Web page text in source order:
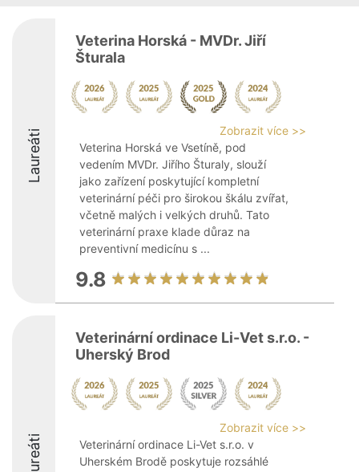
Laureáti
Veterina Horská - MVDr. Jiří
Šturala
Zobrazit více >>
Veterina Horská ve Vsetíně, pod
vedením MVDr. Jiřího Šturaly, slouží
jako zařízení poskytující kompletní
veterinární péči pro širokou škálu zvířat,
včetně malých i velkých druhů. Tato
veterinární praxe klade důraz na
preventivní medicínu s ...
9.8
Laureáti
Veterinární ordinace Li-Vet s.r.o. -
Uherský Brod
Zobrazit více >>
Veterinární ordinace Li-Vet s.r.o. v
Uherském Brodě poskytuje rozsáhlé